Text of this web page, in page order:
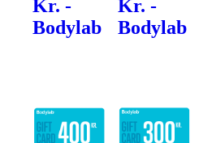
Kr. -
Bodylab
Kr. -
Bodylab